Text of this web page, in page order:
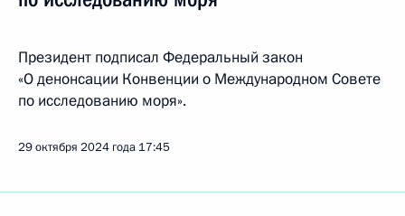
Президент подписал Федеральный закон
«О денонсации Конвенции о Международном Совете
по исследованию моря».
29 октября 2024 года 17:45